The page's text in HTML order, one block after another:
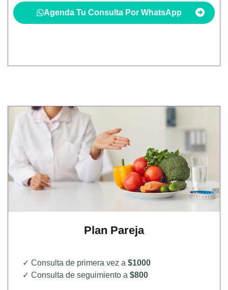
Agenda Tu Consulta Por WhatsApp
Plan Pareja
✓ Consulta de primera vez a $1000
✓ Consulta de seguimiento a $800